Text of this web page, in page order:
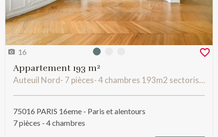
16 Photo 0
Appartement 193 m²
Auteuil Nord- 7 pièces- 4 chambres 193m2 sectorisé JB Say
75016 PARIS 16eme - Paris et alentours
7 pièces - 4 chambres